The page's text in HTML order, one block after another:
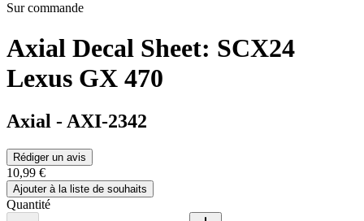
Sur commande
Axial Decal Sheet: SCX24
Lexus GX 470
Axial - AXI-2342
Rédiger un avis
10,99 €
Ajouter à la liste de souhaits
Quantité